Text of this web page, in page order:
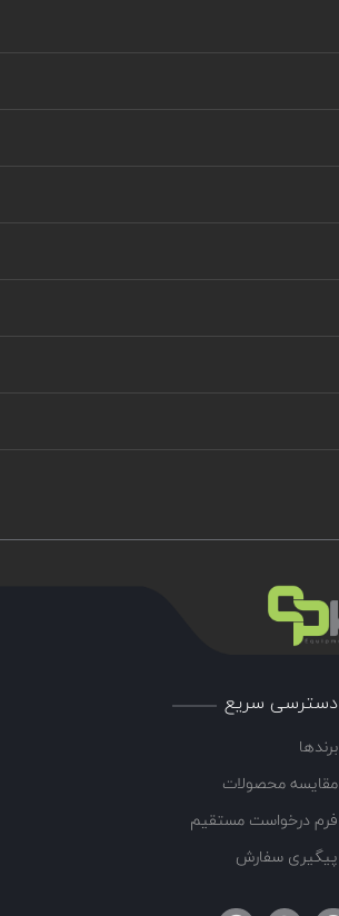
دسترسی سریع
برندها
مقایسه محصولات
فرم درخواست مستقیم
پیگیری سفارش